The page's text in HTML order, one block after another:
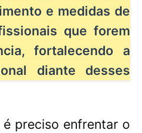
e medidas de
que forem
fortalecendo a
diante desses
preciso enfrentar o